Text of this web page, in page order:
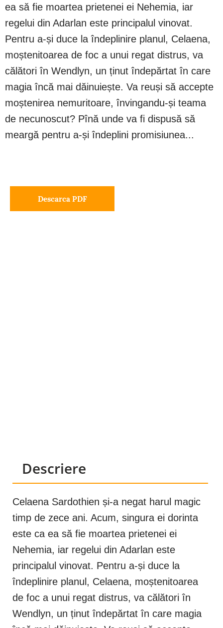
ea să fie moartea prietenei ei Nehemia, iar
regelui din Adarlan este principalul vinovat.
Pentru a-și duce la îndeplinire planul, Celaena,
moștenitoarea de foc a unui regat distrus, va
călători în Wendlyn, un ținut îndepărtat în care
magia încă mai dăinuiește. Va reuși să accepte
moștenirea nemuritoare, învingandu-și teama
de necunoscut? Pînă unde va fi dispusă să
meargă pentru a-și îndeplini promisiunea...
Descarca PDF
Descriere
Celaena Sardothien și-a negat harul magic
timp de zece ani. Acum, singura ei dorinta
este ca ea să fie moartea prietenei ei
Nehemia, iar regelui din Adarlan este
principalul vinovat. Pentru a-și duce la
îndeplinire planul, Celaena, moștenitoarea
de foc a unui regat distrus, va călători în
Wendlyn, un ținut îndepărtat în care magia